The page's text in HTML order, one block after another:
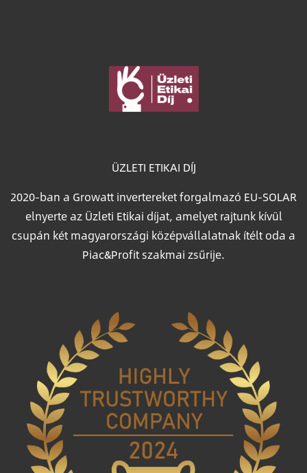
ÜZLETI ETIKAI DÍJ
2020-ban a Growatt invertereket forgalmazó EU-SOLAR
elnyerte az Üzleti Etikai díjat, amelyet rajtunk kívül
csupán két magyarországi középvállalatnak ítélt oda a
Piac&Profit szakmai zsűrije.